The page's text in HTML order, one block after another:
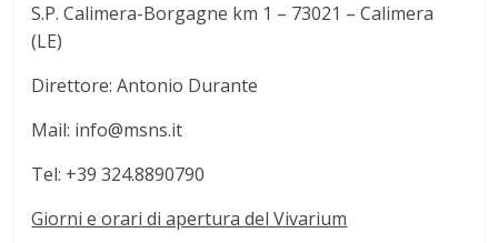
S.P. Calimera-Borgagne km 1 – 73021 – Calimera
(LE)
Direttore: Antonio Durante
Mail: info@msns.it
Tel: +39 324.8890790
Giorni e orari di apertura del Vivarium